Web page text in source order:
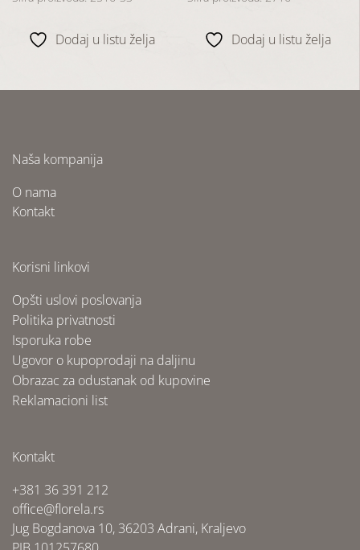
Dodaj u listu želja Dodaj u listu želja
Naša kompanija
O nama
Kontakt
Korisni linkovi
Opšti uslovi poslovanja
Politika privatnosti
Isporuka robe
Ugovor o kupoprodaji na daljinu
Obrazac za odustanak od kupovine
Reklamacioni list
Kontakt
+381 36 391 212
office@florela.rs
Jug Bogdanova 10, 36203 Adrani, Kraljevo